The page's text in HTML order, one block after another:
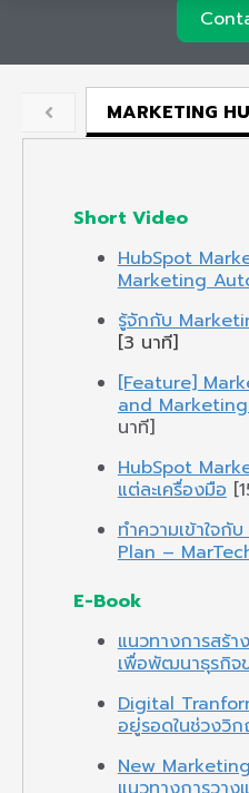
MARKETING
Short Video
HubSpot
Marketing
รู้จักกับ
[3 นาที]
[Feature]
and
นาที]
HubSpot
แต่ละเครื่องมือ
ทำความเข้าใจ
Plan –
E-Book
แนวทางการสร้
เพื่อพัฒนาธุรกิ
Digital
อยู่รอดในช่วงวิก
New